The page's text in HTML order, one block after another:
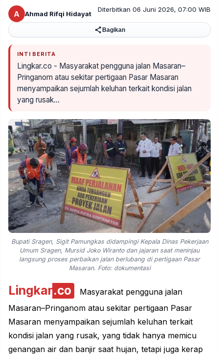
A Ahmad Rifqi Hidayat
Diterbitkan 06 Juni 2026, 07:00 WIB
Bagikan
INTI BERITA
Lingkar.co - Masyarakat pengguna jalan Masaran–
Pringanom atau sekitar pertigaan Pasar Masaran
menyampaikan sejumlah keluhan terkait kondisi jalan
yang rusak…
Bupati Sragen, Sigit Pamungkas didampingi Kepala Dinas Pekerjaan
Umum Sragen, Mursid Joko Wiranto dan jajaran saat meninjau
langsung proses perbaikan jalan berlubang di pertigaan Pasar
Masaran. Foto: dokumentasi
Lingkar.co
Masyarakat pengguna jalan
Masaran–Pringanom atau sekitar pertigaan Pasar
Masaran menyampaikan sejumlah keluhan terkait
kondisi jalan yang rusak, yang tidak hanya memicu
genangan air dan banjir saat hujan, tetapi juga kerap